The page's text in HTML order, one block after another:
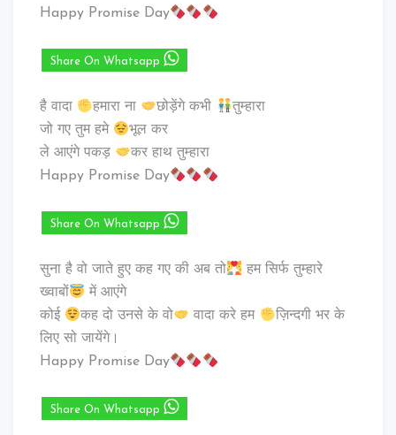
Happy Promise Day
Share On Whatsapp
है वादा हमारा ना छोड़ेंगे कभी
तुम्हारा
जो गए तुम हमे
भूल कर
ले आएंगे पकड़
कर हाथ तुम्हारा
Happy Promise Day
Share On Whatsapp
सुना है वो जाते हुए कह गए की अब तो
हम सिर्फ तुम्हारे
ख्वाबों
में आएंगे
कोई
कह दो उनसे के वो वादा करे हम
ज़िन्दगी भर के
लिए सो जायेंगे।
Happy Promise Day
Share On Whatsapp